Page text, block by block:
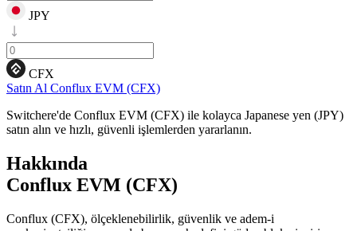
JPY
CFX
Satın Al Conflux EVM (CFX)
Switchere'de Conflux EVM (CFX) ile kolayca Japanese yen (JPY)
satın alın ve hızlı, güvenli işlemlerden yararlanın.
Hakkında
Conflux EVM (CFX)
Conflux (CFX), ölçeklenebilirlik, güvenlik ve adem-i